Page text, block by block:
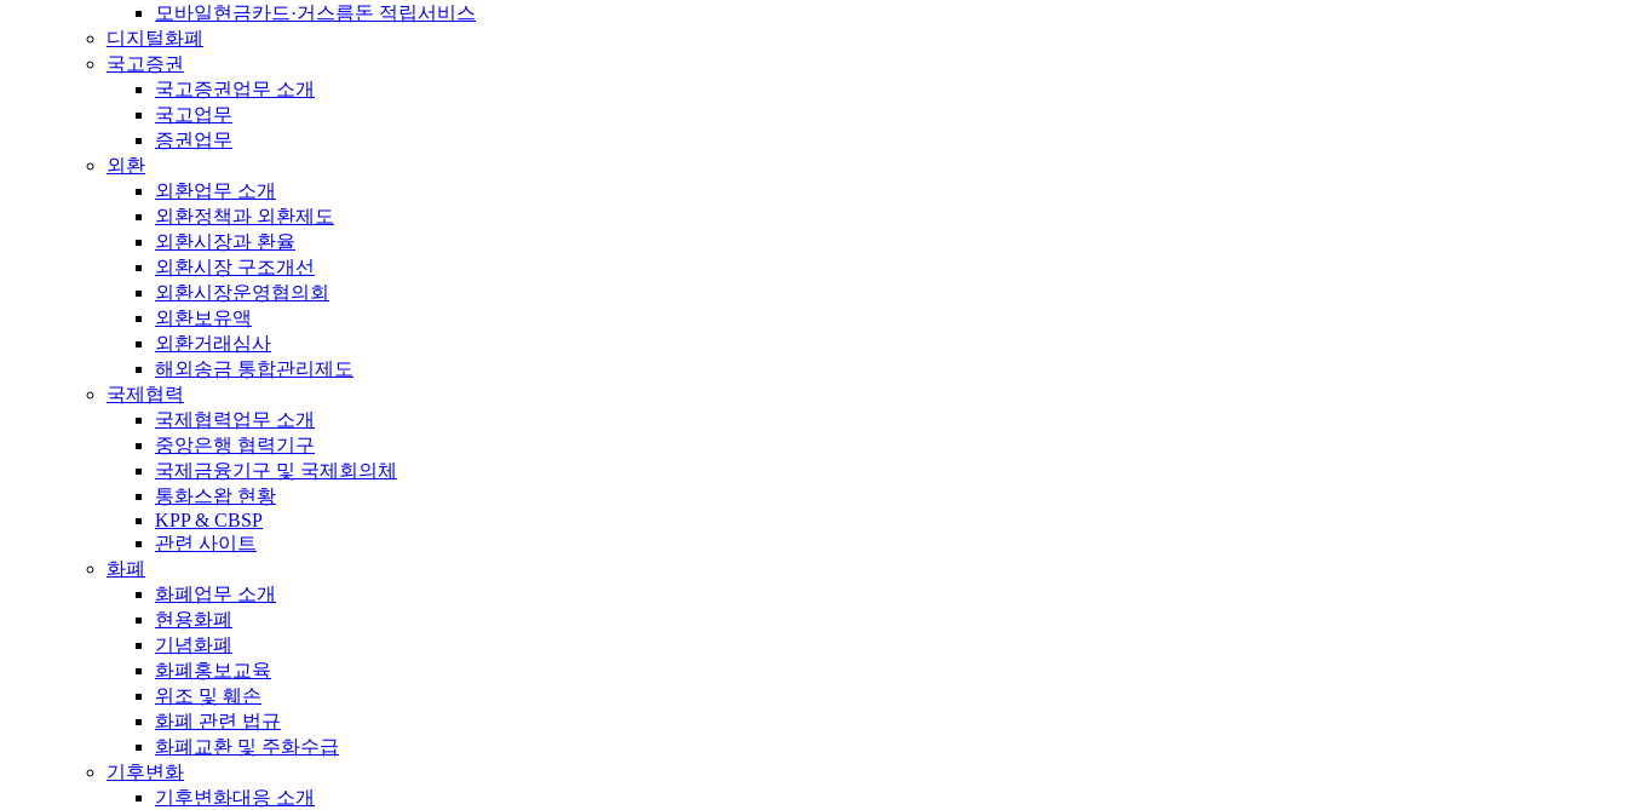
모바일현금카드·거스름돈 적립서비스
디지털화폐
국고증권
국고증권업무 소개
국고업무
증권업무
외환
외환업무 소개
외환정책과 외환제도
외환시장과 환율
외환시장 구조개선
외환시장운영협의회
외환보유액
외환거래심사
해외송금 통합관리제도
국제협력
국제협력업무 소개
중앙은행 협력기구
국제금융기구 및 국제회의체
통화스왑 현황
KPP & CBSP
관련 사이트
화폐
화폐업무 소개
현용화폐
기념화폐
화폐홍보교육
위조 및 훼손
화폐 관련 법규
화폐교환 및 주화수급
기후변화
기후변화대응 소개